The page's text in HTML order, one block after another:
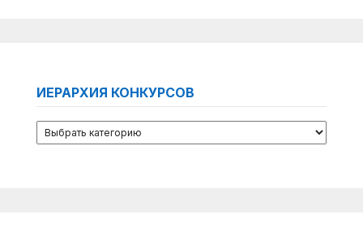
ИЕРАРХИЯ КОНКУРСОВ